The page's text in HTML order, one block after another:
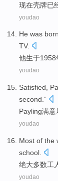
现在壳牌已
youdao
He was born
TV.
他生于1958
youdao
Satisfied
second .”
Payling满意
youdao
Most of the
school.
绝大多数工
youdao